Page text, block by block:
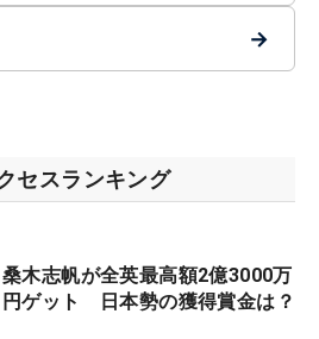
→
セスランキング
桑木志帆が全英最高額2億3000万
円ゲット 日本勢の獲得賞金は？